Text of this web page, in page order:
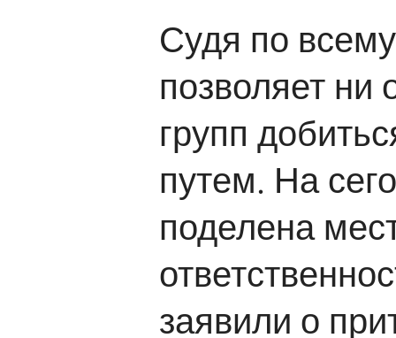
Судя по
позволяет ни
групп
путем. На
поделена
заявили о